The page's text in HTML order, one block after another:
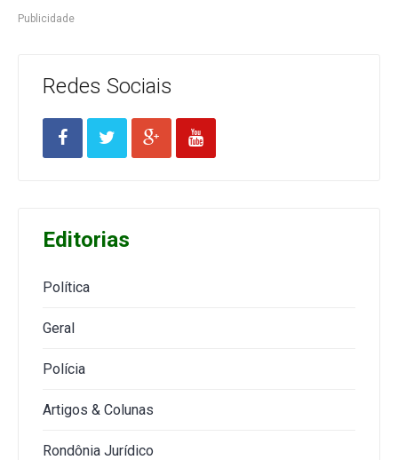
Publicidade
Redes Sociais
Editorias
Política
Geral
Polícia
Artigos & Colunas
Rondônia Jurídico